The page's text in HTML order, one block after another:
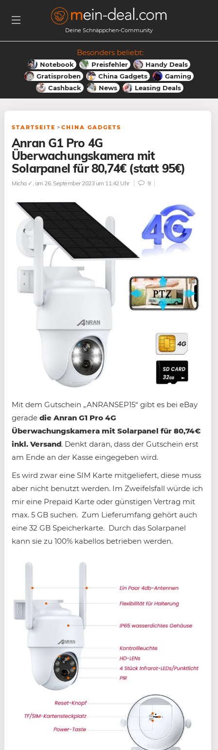
Deine Schnäppchen-Community
Besonders beliebt:
Notebook Preisfehler
Handy Deals
Gratisproben
China Gadgets
Gaming
Cashback
News Leasing Deals
STARTSEITE > CHINA GADGETS
Anran G1 Pro 4G
Überwachungskamera mit
Solarpanel für 80,74€ (statt 95€)
Micha ✓ , am 26. September 2023 um 11:42 Uhr 9
Mit dem Gutschein „ANRANSEP15“ gibt es bei eBay
gerade die Anran G1 Pro 4G
Überwachungskamera mit Solarpanel für 80,74€
inkl. Versand. Denkt daran, dass der Gutschein erst
am Ende an der Kasse eingegeben wird.
Es wird zwar eine SIM Karte mitgeliefert, diese muss
aber nicht benutzt werden. Im Zweifelsfall würde ich
mir eine Prepaid Karte oder günstigen Vertrag mit
max. 5 GB suchen. Zum Lieferumfang gehört auch
eine 32 GB Speicherkarte. Durch das Solarpanel
kann sie zu 100% kabellos betrieben werden.